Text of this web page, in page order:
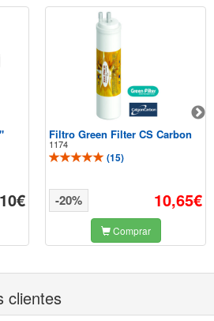
Filtro Green Filter CS Carbon
1174
(15)
10,65€
-20%
Comprar
clientes